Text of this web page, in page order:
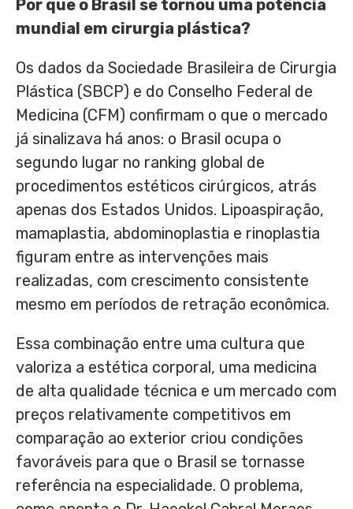
Por que o Brasil se tornou uma potência
mundial em cirurgia plástica?
Os dados da Sociedade Brasileira de Cirurgia
Plástica (SBCP) e do Conselho Federal de
Medicina (CFM) confirmam o que o mercado
já sinalizava há anos: o Brasil ocupa o
segundo lugar no ranking global de
procedimentos estéticos cirúrgicos, atrás
apenas dos Estados Unidos. Lipoaspiração,
mamaplastia, abdominoplastia e rinoplastia
figuram entre as intervenções mais
realizadas, com crescimento consistente
mesmo em períodos de retração econômica.
Essa combinação entre uma cultura que
valoriza a estética corporal, uma medicina
de alta qualidade técnica e um mercado com
preços relativamente competitivos em
comparação ao exterior criou condições
favoráveis para que o Brasil se tornasse
referência na especialidade. O problema,